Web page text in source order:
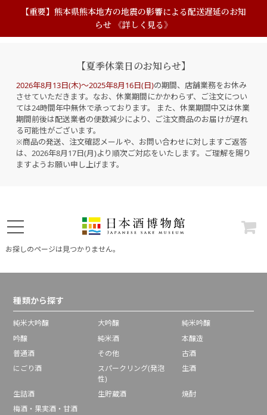
【重要】熊本県熊本地方の地震の影響による配送遅延のお知
らせ 《詳しく見る》
【夏季休業日のお知らせ】
2026年8月13日(木)～2025年8月16日(日)の期間、店舗業務をお休み
させていただきます。なお、休業期間にかかわらず、ご注文につい
ては24時間年中無休で承っております。 また、休業期間中又は休業
期間前後は配送業者の便数減少により、ご注文商品のお届けが遅れ
る可能性がございます。
※商品の発送、注文確認メールや、お問い合わせに対しますご返答
は、2026年8月17日(月)より順次ご対応をいたします。ご理解を賜り
ますようお願い申し上げます。
お探しのページは見つかりません。
種類から探す
純米大吟醸 大吟醸
純米吟醸
吟醸
純米酒
本醸造
普通酒
その他
古酒
にごり酒
スパークリング(発泡
性)
生酒
生詰酒 生貯蔵酒
焼酎
梅酒・果実酒・甘酒